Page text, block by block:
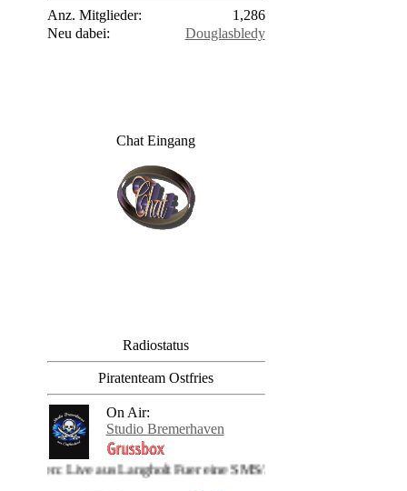
Anz. Mitglieder:
1,286
Neu dabei:
Douglasbledy
Chat Eingang
Radiostatus
Piratenteam Ostfries
On Air:
Studio Bremerhaven
Live aus Langholt Fuer eine SMS/APP zu +4915251812294